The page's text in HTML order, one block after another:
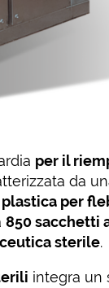
per il
da
per
850 sacchetti
sterile.
integra un